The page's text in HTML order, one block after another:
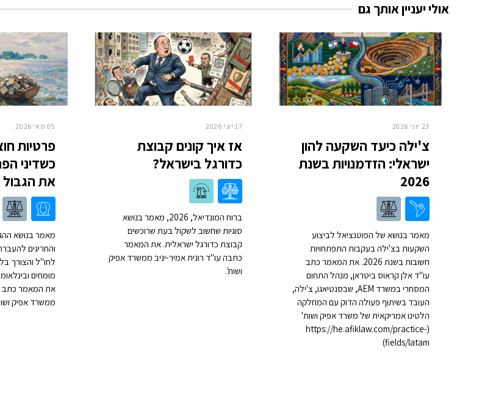
אולי יעניין אותך גם
23 יוני 2026
צ'ילה כיעד השקעה להון
ישראלי: הזדמנויות בשנת
2026
מאמר בנושא של הפוטנציאל לביצוע
השקעות בצ'ילה בעקבות התפתחויות
חשובות בשנת 2026. את המאמר כתב
עו"ד אלן קראוס ביטראן, מנהל התחום
המסחרי במשרד AEM, שבסנטיאגו, צ'ילה,
העובד בשיתוף פעולה הדוק עם המחלקה
הלטינו אמריקאית של משרד אפיק ושות'
(https://he.afiklaw.com/practice-
fields/latam)
17 יוני 2026
אז איך קונים קבוצת
כדורגל בישראל?
ברוח המונדיאל, 2026, מאמר בנושא
סוגיות שחשוב לשקול בעת שרוכשים
קבוצת כדורגל ישראלית. את המאמר
כתבה עו"ד רונית אמיר-יניב ממשרד אפיק
ושות'.
05 מאי 2026
פרטיות
כשדיני
את הגבול
מאמר בנושא
והחריגים
לחו"ל והצורך
מומחים
את המאמר כתב
ממשרד אפיק